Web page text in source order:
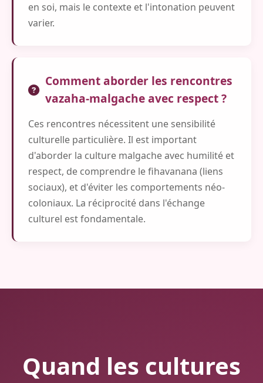
en soi, mais le contexte et l'intonation peuvent
varier.
Comment aborder les rencontres
vazaha-malgache avec respect ?
Ces rencontres nécessitent une sensibilité
culturelle particulière. Il est important
d'aborder la culture malgache avec humilité et
respect, de comprendre le fihavanana (liens
sociaux), et d'éviter les comportements néo-
coloniaux. La réciprocité dans l'échange
culturel est fondamentale.
Quand les cultures